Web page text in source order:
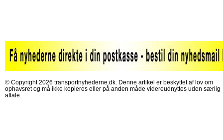
© Copyright 2026 transportnyhederne.dk. Denne artikel er beskyttet af lov om
ophavsret og må ikke kopieres eller på anden måde videreudnyttes uden særlig
aftale.